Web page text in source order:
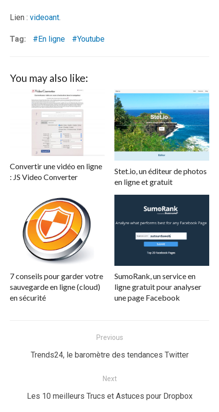
Lien : videoant.
Tag: En ligne Youtube
You may also like:
Convertir une vidéo en ligne
: JS Video Converter
Stet.io, un éditeur de photos
en ligne et gratuit
7 conseils pour garder votre
sauvegarde en ligne (cloud)
en sécurité
SumoRank, un service en
ligne gratuit pour analyser
une page Facebook
Previous
Previous
Trends24, le baromètre des tendances Twitter
Next
Next
Les 10 meilleurs Trucs et Astuces pour Dropbox